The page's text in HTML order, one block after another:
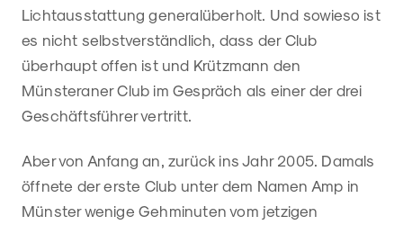
Lichtausstattung generalüberholt. Und sowieso ist
es nicht selbstverständlich, dass der Club
überhaupt offen ist und Krützmann den
Münsteraner Club im Gespräch als einer der drei
Geschäftsführer vertritt.
Aber von Anfang an, zurück ins Jahr 2005. Damals
öffnete der erste Club unter dem Namen Amp in
Münster wenige Gehminuten vom jetzigen